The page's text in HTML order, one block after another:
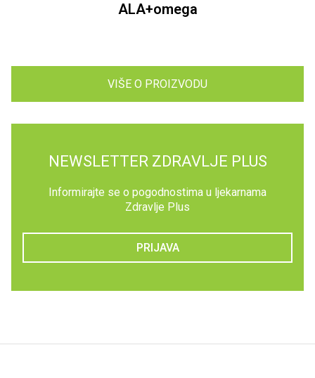
ALA+omega
VIŠE O PROIZVODU
NEWSLETTER ZDRAVLJE PLUS
Informirajte se o pogodnostima u ljekarnama
Zdravlje Plus
PRIJAVA